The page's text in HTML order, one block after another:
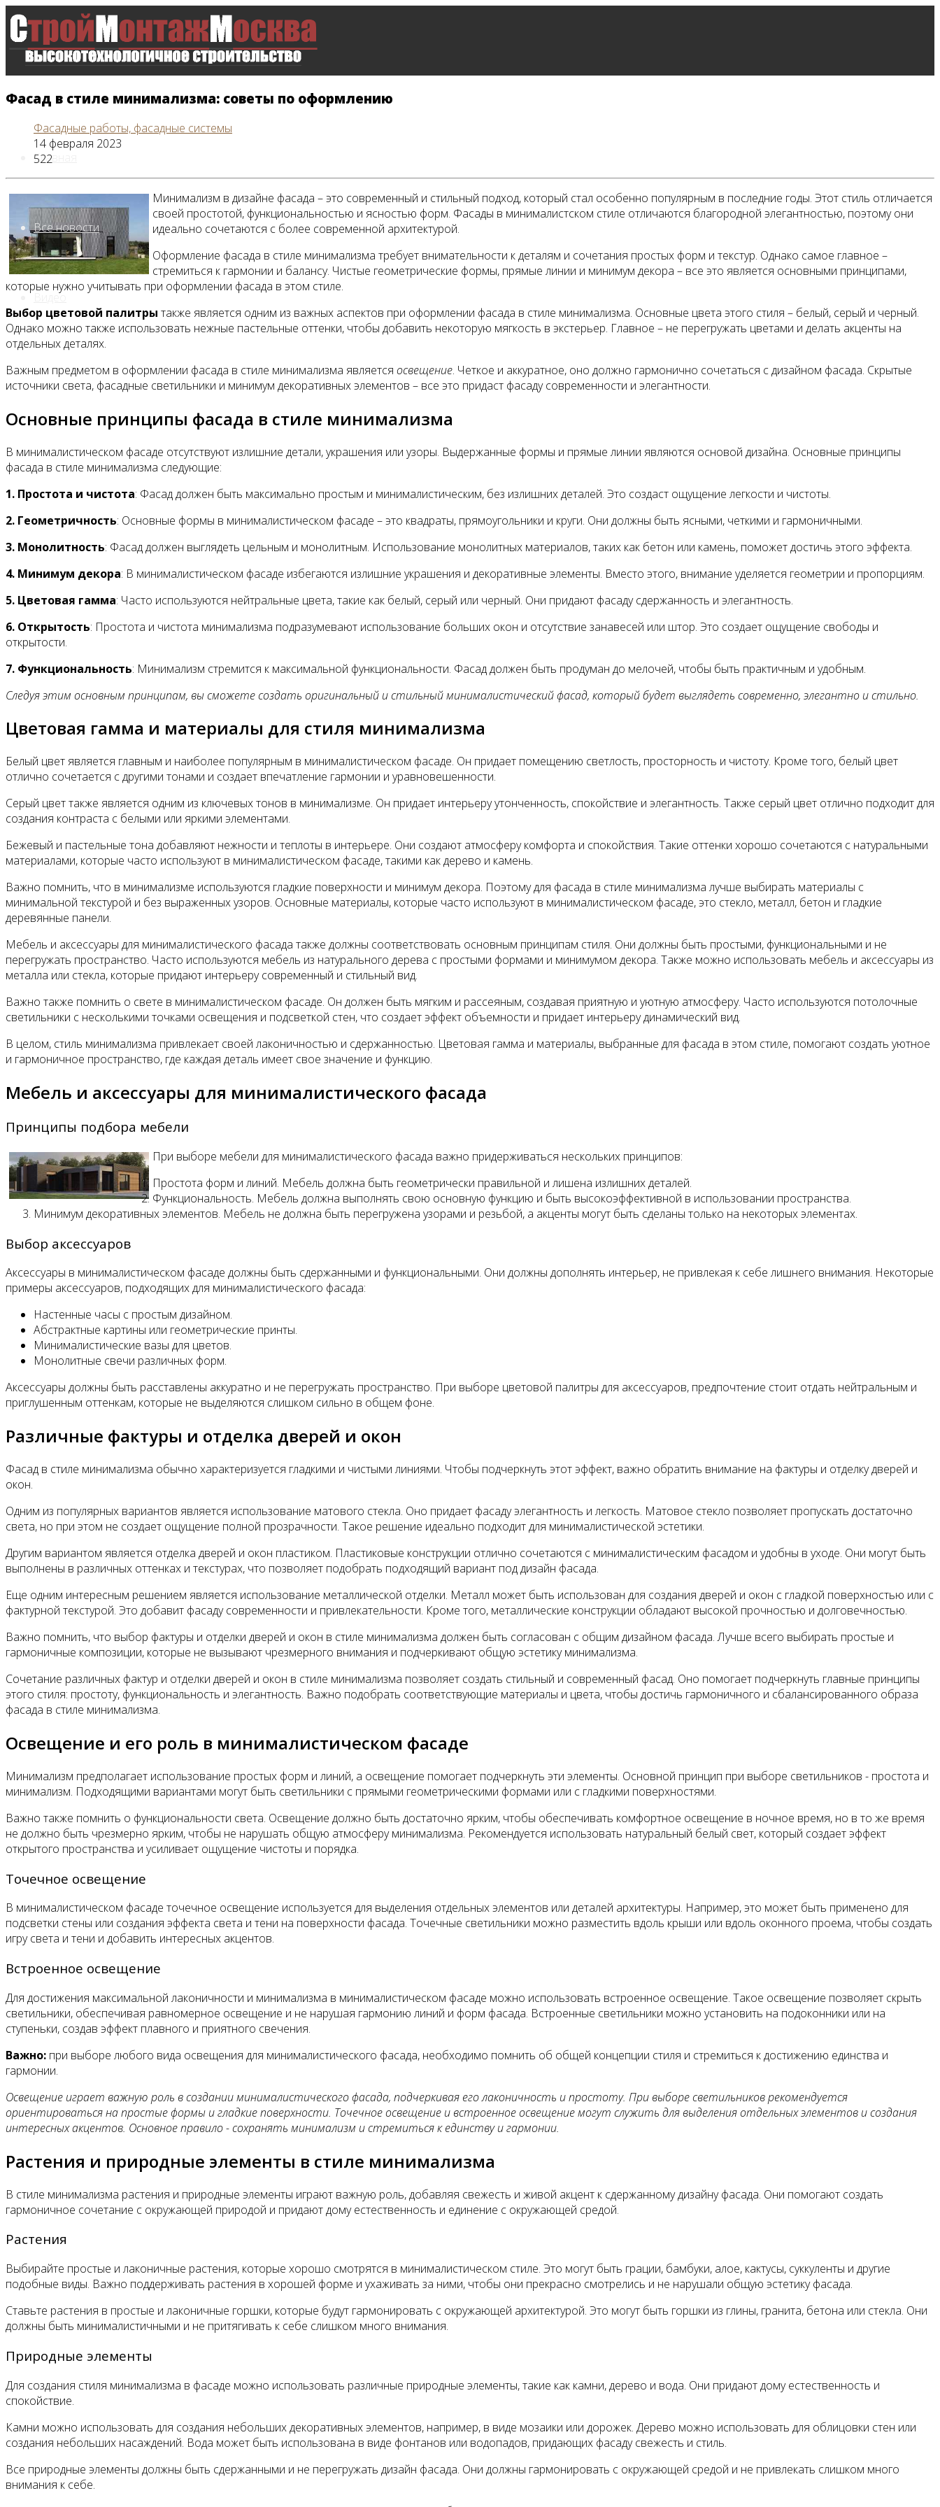
Главная
Все новости
Видео
Фасад в стиле минимализма: советы по оформлению
Фасадные работы, фасадные системы
14 февраля 2023
522
Минимализм в дизайне фасада – это современный и стильный подход, который стал особенно популярным в последние годы. Этот стиль отличается
своей простотой, функциональностью и ясностью форм. Фасады в минималистском стиле отличаются благородной элегантностью, поэтому они
идеально сочетаются с более современной архитектурой.
Оформление фасада в стиле минимализма требует внимательности к деталям и сочетания простых форм и текстур. Однако самое главное –
стремиться к гармонии и балансу. Чистые геометрические формы, прямые линии и минимум декора – все это является основными принципами,
которые нужно учитывать при оформлении фасада в этом стиле.
Выбор цветовой палитры также является одним из важных аспектов при оформлении фасада в стиле минимализма. Основные цвета этого стиля – белый, серый и черный.
Однако можно также использовать нежные пастельные оттенки, чтобы добавить некоторую мягкость в экстерьер. Главное – не перегружать цветами и делать акценты на
отдельных деталях.
Важным предметом в оформлении фасада в стиле минимализма является освещение. Четкое и аккуратное, оно должно гармонично сочетаться с дизайном фасада. Скрытые
источники света, фасадные светильники и минимум декоративных элементов – все это придаст фасаду современности и элегантности.
Основные принципы фасада в стиле минимализма
В минималистическом фасаде отсутствуют излишние детали, украшения или узоры. Выдержанные формы и прямые линии являются основой дизайна. Основные принципы
фасада в стиле минимализма следующие:
1. Простота и чистота: Фасад должен быть максимально простым и минималистическим, без излишних деталей. Это создаст ощущение легкости и чистоты.
2. Геометричность: Основные формы в минималистическом фасаде – это квадраты, прямоугольники и круги. Они должны быть ясными, четкими и гармоничными.
3. Монолитность: Фасад должен выглядеть цельным и монолитным. Использование монолитных материалов, таких как бетон или камень, поможет достичь этого эффекта.
4. Минимум декора: В минималистическом фасаде избегаются излишние украшения и декоративные элементы. Вместо этого, внимание уделяется геометрии и пропорциям.
5. Цветовая гамма: Часто используются нейтральные цвета, такие как белый, серый или черный. Они придают фасаду сдержанность и элегантность.
6. Открытость: Простота и чистота минимализма подразумевают использование больших окон и отсутствие занавесей или штор. Это создает ощущение свободы и
открытости.
7. Функциональность: Минимализм стремится к максимальной функциональности. Фасад должен быть продуман до мелочей, чтобы быть практичным и удобным.
Следуя этим основным принципам, вы сможете создать оригинальный и стильный минималистический фасад, который будет выглядеть современно, элегантно и стильно.
Цветовая гамма и материалы для стиля минимализма
Белый цвет является главным и наиболее популярным в минималистическом фасаде. Он придает помещению светлость, просторность и чистоту. Кроме того, белый цвет
отлично сочетается с другими тонами и создает впечатление гармонии и уравновешенности.
Серый цвет также является одним из ключевых тонов в минимализме. Он придает интерьеру утонченность, спокойствие и элегантность. Также серый цвет отлично подходит для
создания контраста с белыми или яркими элементами.
Бежевый и пастельные тона добавляют нежности и теплоты в интерьере. Они создают атмосферу комфорта и спокойствия. Такие оттенки хорошо сочетаются с натуральными
материалами, которые часто используют в минималистическом фасаде, такими как дерево и камень.
Важно помнить, что в минимализме используются гладкие поверхности и минимум декора. Поэтому для фасада в стиле минимализма лучше выбирать материалы с
минимальной текстурой и без выраженных узоров. Основные материалы, которые часто используют в минималистическом фасаде, это стекло, металл, бетон и гладкие
деревянные панели.
Мебель и аксессуары для минималистического фасада также должны соответствовать основным принципам стиля. Они должны быть простыми, функциональными и не
перегружать пространство. Часто используются мебель из натурального дерева с простыми формами и минимумом декора. Также можно использовать мебель и аксессуары из
металла или стекла, которые придают интерьеру современный и стильный вид.
Важно также помнить о свете в минималистическом фасаде. Он должен быть мягким и рассеяным, создавая приятную и уютную атмосферу. Часто используются потолочные
светильники с несколькими точками освещения и подсветкой стен, что создает эффект объемности и придает интерьеру динамический вид.
В целом, стиль минимализма привлекает своей лаконичностью и сдержанностью. Цветовая гамма и материалы, выбранные для фасада в этом стиле, помогают создать уютное
и гармоничное пространство, где каждая деталь имеет свое значение и функцию.
Мебель и аксессуары для минималистического фасада
Принципы подбора мебели
При выборе мебели для минималистического фасада важно придерживаться нескольких принципов:
Простота форм и линий. Мебель должна быть геометрически правильной и лишена излишних деталей.
Функциональность. Мебель должна выполнять свою основную функцию и быть высокоэффективной в использовании пространства.
Минимум декоративных элементов. Мебель не должна быть перегружена узорами и резьбой, а акценты могут быть сделаны только на некоторых элементах.
Выбор аксессуаров
Аксессуары в минималистическом фасаде должны быть сдержанными и функциональными. Они должны дополнять интерьер, не привлекая к себе лишнего внимания. Некоторые
примеры аксессуаров, подходящих для минималистического фасада:
Настенные часы с простым дизайном.
Абстрактные картины или геометрические принты.
Минималистические вазы для цветов.
Монолитные свечи различных форм.
Аксессуары должны быть расставлены аккуратно и не перегружать пространство. При выборе цветовой палитры для аксессуаров, предпочтение стоит отдать нейтральным и
приглушенным оттенкам, которые не выделяются слишком сильно в общем фоне.
Различные фактуры и отделка дверей и окон
Фасад в стиле минимализма обычно характеризуется гладкими и чистыми линиями. Чтобы подчеркнуть этот эффект, важно обратить внимание на фактуры и отделку дверей и
окон.
Одним из популярных вариантов является использование матового стекла. Оно придает фасаду элегантность и легкость. Матовое стекло позволяет пропускать достаточно
света, но при этом не создает ощущение полной прозрачности. Такое решение идеально подходит для минималистической эстетики.
Другим вариантом является отделка дверей и окон пластиком. Пластиковые конструкции отлично сочетаются с минималистическим фасадом и удобны в уходе. Они могут быть
выполнены в различных оттенках и текстурах, что позволяет подобрать подходящий вариант под дизайн фасада.
Еще одним интересным решением является использование металлической отделки. Металл может быть использован для создания дверей и окон с гладкой поверхностью или с
фактурной текстурой. Это добавит фасаду современности и привлекательности. Кроме того, металлические конструкции обладают высокой прочностью и долговечностью.
Важно помнить, что выбор фактуры и отделки дверей и окон в стиле минимализма должен быть согласован с общим дизайном фасада. Лучше всего выбирать простые и
гармоничные композиции, которые не вызывают чрезмерного внимания и подчеркивают общую эстетику минимализма.
Сочетание различных фактур и отделки дверей и окон в стиле минимализма позволяет создать стильный и современный фасад. Оно помогает подчеркнуть главные принципы
этого стиля: простоту, функциональность и элегантность. Важно подобрать соответствующие материалы и цвета, чтобы достичь гармоничного и сбалансированного образа
фасада в стиле минимализма.
Освещение и его роль в минималистическом фасаде
Минимализм предполагает использование простых форм и линий, а освещение помогает подчеркнуть эти элементы. Основной принцип при выборе светильников - простота и
минимализм. Подходящими вариантами могут быть светильники с прямыми геометрическими формами или с гладкими поверхностями.
Важно также помнить о функциональности света. Освещение должно быть достаточно ярким, чтобы обеспечивать комфортное освещение в ночное время, но в то же время
не должно быть чрезмерно ярким, чтобы не нарушать общую атмосферу минимализма. Рекомендуется использовать натуральный белый свет, который создает эффект
открытого пространства и усиливает ощущение чистоты и порядка.
Точечное освещение
В минималистическом фасаде точечное освещение используется для выделения отдельных элементов или деталей архитектуры. Например, это может быть применено для
подсветки стены или создания эффекта света и тени на поверхности фасада. Точечные светильники можно разместить вдоль крыши или вдоль оконного проема, чтобы создать
игру света и тени и добавить интересных акцентов.
Встроенное освещение
Для достижения максимальной лаконичности и минимализма в минималистическом фасаде можно использовать встроенное освещение. Такое освещение позволяет скрыть
светильники, обеспечивая равномерное освещение и не нарушая гармонию линий и форм фасада. Встроенные светильники можно установить на подоконники или на
ступеньки, создав эффект плавного и приятного свечения.
Важно: при выборе любого вида освещения для минималистического фасада, необходимо помнить об общей концепции стиля и стремиться к достижению единства и
гармонии.
Освещение играет важную роль в создании минималистического фасада, подчеркивая его лаконичность и простоту. При выборе светильников рекомендуется
ориентироваться на простые формы и гладкие поверхности. Точечное освещение и встроенное освещение могут служить для выделения отдельных элементов и создания
интересных акцентов. Основное правило - сохранять минимализм и стремиться к единству и гармонии.
Растения и природные элементы в стиле минимализма
В стиле минимализма растения и природные элементы играют важную роль, добавляя свежесть и живой акцент к сдержанному дизайну фасада. Они помогают создать
гармоничное сочетание с окружающей природой и придают дому естественность и единение с окружающей средой.
Растения
Выбирайте простые и лаконичные растения, которые хорошо смотрятся в минималистическом стиле. Это могут быть грации, бамбуки, алое, кактусы, суккуленты и другие
подобные виды. Важно поддерживать растения в хорошей форме и ухаживать за ними, чтобы они прекрасно смотрелись и не нарушали общую эстетику фасада.
Ставьте растения в простые и лаконичные горшки, которые будут гармонировать с окружающей архитектурой. Это могут быть горшки из глины, гранита, бетона или стекла. Они
должны быть минималистичными и не притягивать к себе слишком много внимания.
Природные элементы
Для создания стиля минимализма в фасаде можно использовать различные природные элементы, такие как камни, дерево и вода. Они придают дому естественность и
спокойствие.
Камни можно использовать для создания небольших декоративных элементов, например, в виде мозаики или дорожек. Дерево можно использовать для облицовки стен или
создания небольших насаждений. Вода может быть использована в виде фонтанов или водопадов, придающих фасаду свежесть и стиль.
Все природные элементы должны быть сдержанными и не перегружать дизайн фасада. Они должны гармонировать с окружающей средой и не привлекать слишком много
внимания к себе.